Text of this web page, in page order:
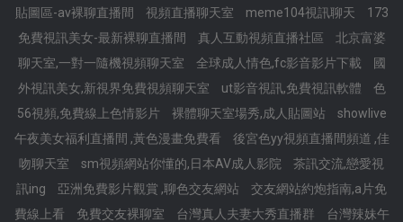
貼圖區-av裸聊直播間
視頻直播聊天室 meme104視訊聊天
173
免費視訊美女-最新裸聊直播間
真人互動視頻直播社區
北京富婆
聊天室,一對一隨機視頻聊天室
全球成人情色,fc影音影片下載
國
外視訊美女,新視界免費視頻聊天室
ut影音視訊,免費視訊軟體
色
56視頻,免費線上色情影片
裸體聊天室場秀,成人貼圖站
showlive
午夜美女福利直播間 ,黃色漫畫免費看
後宮色yy視頻直播間頻道 ,佳
吻聊天室
sm視頻網站你懂的,日本AV成人影院
茶訊交流,戀愛視
訊ing
亞洲免費影片觀賞 ,聊色交友網站
交友網站約炮指南,a片免
費線上看
免費交友裸聊室 台灣真人夫妻大秀直播群
台灣辣妹午